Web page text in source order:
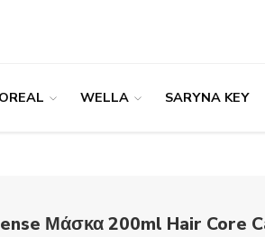
WELLA SARYNA KEY
Μάσκα 200ml Hair Core